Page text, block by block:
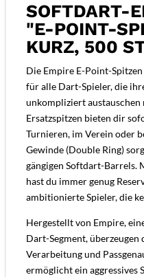
SOFTDART-
"E-POINT-
KURZ, 500
Die Empire E-Point-
für alle Dart-Spieler, die
unkompliziert austauschen
Ersatzspitzen bieten dir
Turnieren, im Verein oder
Gewinde (Double Ring)
gängigen Softdart-Barrels.
hast du immer genug
ambitionierte Spieler, die
Hergestellt von Empire,
Dart-Segment, überzeugen
Verarbeitung und
ermöglicht ein aggressives